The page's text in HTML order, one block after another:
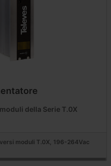
della Serie T.0X
moduli T.0X, 196-264Vac